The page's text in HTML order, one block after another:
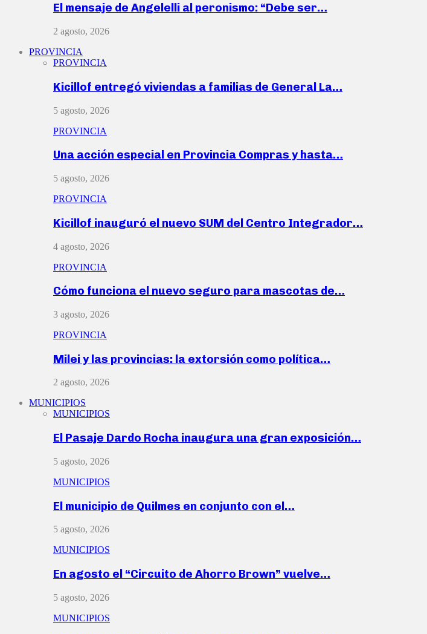
El mensaje de Angelelli al peronismo: “Debe ser…
2 agosto, 2026
PROVINCIA
PROVINCIA
Kicillof entregó viviendas a familias de General La…
5 agosto, 2026
PROVINCIA
Una acción especial en Provincia Compras y hasta…
5 agosto, 2026
PROVINCIA
Kicillof inauguró el nuevo SUM del Centro Integrador…
4 agosto, 2026
PROVINCIA
Cómo funciona el nuevo seguro para mascotas de…
3 agosto, 2026
PROVINCIA
Milei y las provincias: la extorsión como política…
2 agosto, 2026
MUNICIPIOS
MUNICIPIOS
El Pasaje Dardo Rocha inaugura una gran exposición…
5 agosto, 2026
MUNICIPIOS
El municipio de Quilmes en conjunto con el…
5 agosto, 2026
MUNICIPIOS
En agosto el “Circuito de Ahorro Brown” vuelve…
5 agosto, 2026
MUNICIPIOS